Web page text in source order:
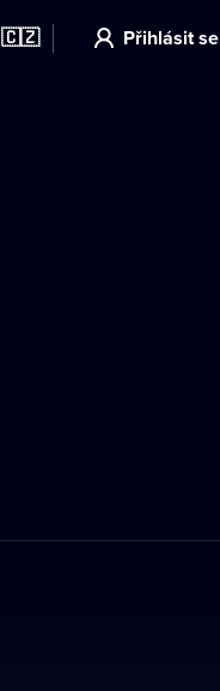
🇨🇿 Přihlásit se